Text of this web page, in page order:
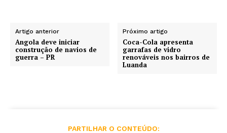
Artigo anterior
Angola deve iniciar
construção de navios de
guerra – PR
Próximo artigo
Coca-Cola apresenta
garrafas de vidro
renováveis nos bairros de
Luanda
PARTILHAR O CONTEÚDO: